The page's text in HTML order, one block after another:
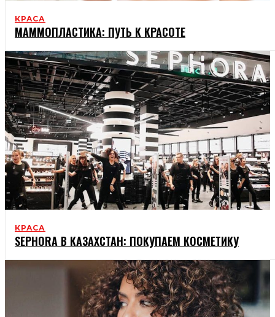
КРАСА
МАММОПЛАСТИКА: ПУТЬ К КРАСОТЕ
КРАСА
SEPHORA В КАЗАХСТАН: ПОКУПАЕМ КОСМЕТИКУ